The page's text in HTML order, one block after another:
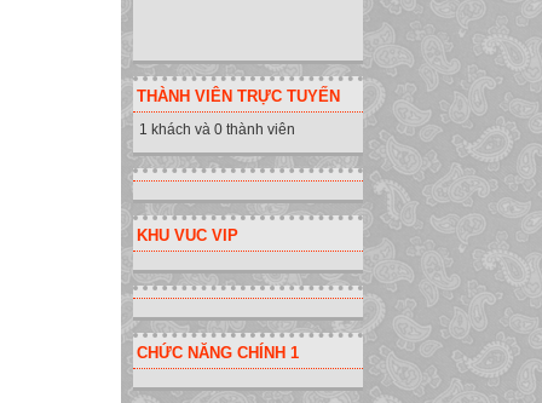
THÀNH VIÊN TRỰC TUYẾN
1 khách và 0 thành viên
KHU VUC VIP
CHỨC NĂNG CHÍNH 1